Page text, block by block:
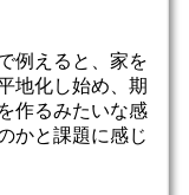
例えると、家を
地化し始め、期
作るみたいな感
かと課題に感じ